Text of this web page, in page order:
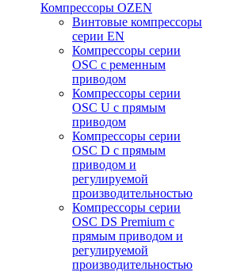
Компрессоры OZEN
Винтовые компрессоры
серии EN
Компрессоры серии
OSC с ременным
приводом
Компрессоры серии
OSC U с прямым
приводом
Компрессоры серии
OSC D с прямым
приводом и
регулируемой
производительностью
Компрессоры серии
OSC DS Premium с
прямым приводом и
регулируемой
производительностью